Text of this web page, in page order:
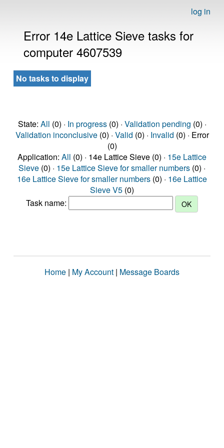
log in
Error 14e Lattice Sieve tasks for
computer 4607539
No tasks to display
State: All (0) · In progress(0) · Validation pending (0) ·
Validation inconclusive(0) · Valid (0) · Invalid (0) · Error
(0)
Application: All (0) · 14e Lattice Sieve (0) · 15e Lattice
Sieve (0) · 15e Lattice Sieve for smaller numbers (0) ·
16e Lattice Sieve for smaller numbers (0) · 16e Lattice
Sieve V5 (0)
Task name:
Home | My Account | Message Boards